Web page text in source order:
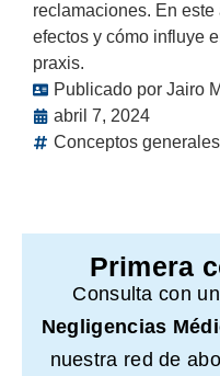
reclamaciones. En
efectos y cómo influye
praxis.
Publicado por Jairo
abril 7, 2024
Conceptos generales
Primera
Consulta con
Negligencias
nuestra red de